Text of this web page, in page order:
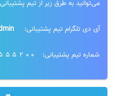
می‌توانید به طرق زیر از تیم
آی دی تلگرام تیم پشتیبانی:
شماره تیم پشتیبانی: